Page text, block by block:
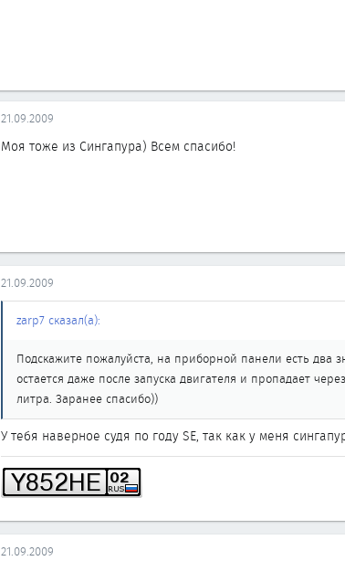
21.09.2009
Моя тоже из Сингапура) Всем спасибо!
21.09.2009
zarp7 сказал(а):
Подскажите пожалуйста, на приборной панели есть два
остается даже после запуска двигателя и пропадает
литра. Заранее спасибо))
У тебя наверное судя по году SE, так как у меня
21.09.2009